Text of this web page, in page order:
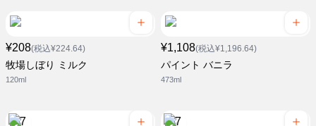
¥208(税込¥224.64)
牧場しぼり ミルク
120ml
¥1,108(税込¥1,196.64)
パイント バニラ
473ml